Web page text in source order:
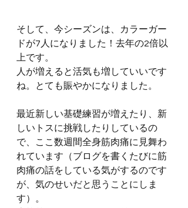
そして、今シーズンは、カラーガー
ドが7人になりました！去年の2倍以
上です。
人が増えると活気も増していいです
ね。とても賑やかになりました。
最近新しい基礎練習が増えたり、新
しいトスに挑戦したりしているの
で、ここ数週間全身筋肉痛に見舞わ
れています（ブログを書くたびに筋
肉痛の話をしている気がするのです
が、気のせいだと思うことにしま
す）。